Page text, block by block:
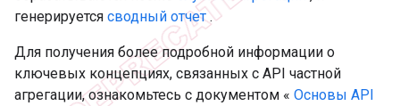
генерируется сводный отчет.
Для получения более подробной информации о
ключевых концепциях, связанных с API частной
агрегации, ознакомьтесь с документом « Основы API